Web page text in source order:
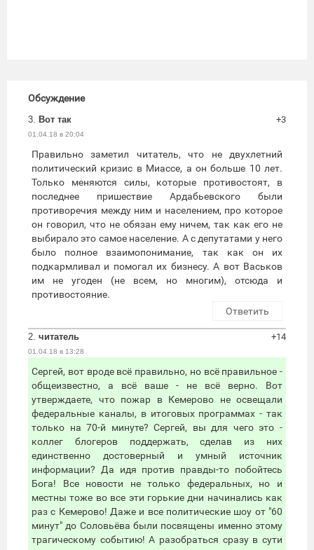
Обсуждение
3. Вот так
01.04.18 в 20:04
+3
Правильно заметил читатель, что не двухлетний
политический кризис в Миассе, а он больше 10 лет.
Только меняются силы, которые противостоят, в
последнее пришествие Ардабьевского были
противоречия между ним и населением, про которое
он говорил, что не обязан ему ничем, так как его не
выбирало это самое население. А с депутатами у него
было полное взаимопонимание, так как он их
подкармливал и помогал их бизнесу. А вот Васьков
им не угоден (не всем, но многим), отсюда и
противостояние.
Ответить
2. читатель
01.04.18 в 13:28
+14
Сергей, вот вроде всё правильно, но всё правильное -
общеизвестно, а всё ваше - не всё верно. Вот
утверждаете, что пожар в Кемерово не освещали
федеральные каналы, в итоговых программах - так
только на 70-й минуте? Сергей, вы для чего это -
коллег блогеров поддержать, сделав из них
единственно достоверный и умный источник
информации? Да идя против правды-то побойтесь
Бога! Все новости не только федеральных, но и
местны тоже во все эти горькие дни начинались как
раз с Кемерово! Даже и все политические шоу от "60
минут" до Соловьёва были посвящены именно этому
трагическому событию! А разобраться сразу в сути